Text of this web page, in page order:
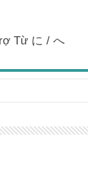
Từ に / へ